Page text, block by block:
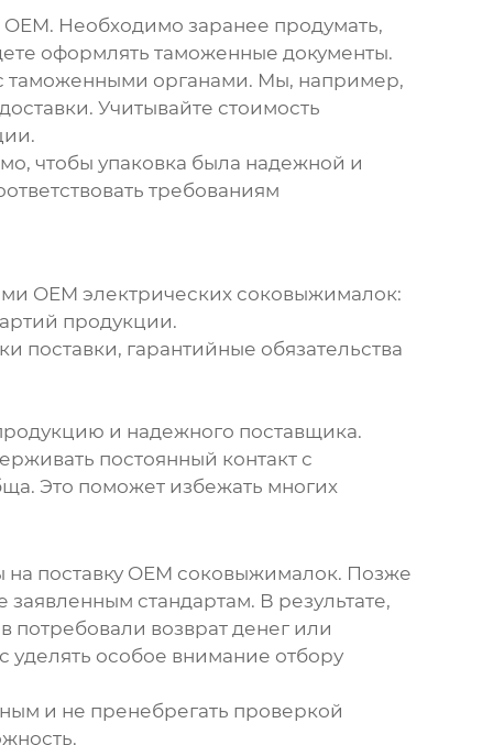
. Необходимо заранее продумать,
оформлять таможенные документы.
таможенными органами. Мы, например,
Учитывайте стоимость
чтобы упаковка была надежной и
требованиям
OEM электрических соковыжималок:
продукции.
поставки, гарантийные обязательства
и надежного поставщика.
постоянный контакт с
Это поможет избежать многих
на поставку OEM соковыжималок. Позже
стандартам. В результате,
возврат денег или
уделять особое внимание отбору
и не пренебрегать проверкой